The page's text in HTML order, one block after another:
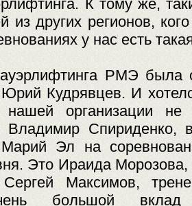
К тому же,
из других регионов,
у нас есть
РМЭ была
Юрий Кудрявцев. И
нашей организации
Владимир Спириденко,
Эл на
Это Ираида Морозова,
Максимов,
большой вклад